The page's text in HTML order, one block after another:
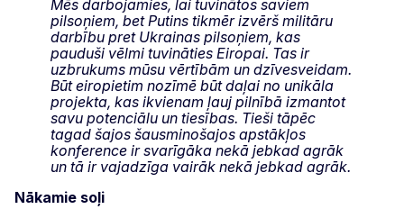
Mēs darbojamies, lai tuvinātos saviem
pilsoņiem, bet Putins tikmēr izvērš militāru
darbību pret Ukrainas pilsoņiem, kas
pauduši vēlmi tuvināties Eiropai. Tas ir
uzbrukums mūsu vērtībām un dzīvesveidam.
Būt eiropietim nozīmē būt daļai no unikāla
projekta, kas ikvienam ļauj pilnībā izmantot
savu potenciālu un tiesības. Tieši tāpēc
tagad šajos šausminošajos apstākļos
konference ir svarīgāka nekā jebkad agrāk
un tā ir vajadzīga vairāk nekā jebkad agrāk.
Nākamie soļi